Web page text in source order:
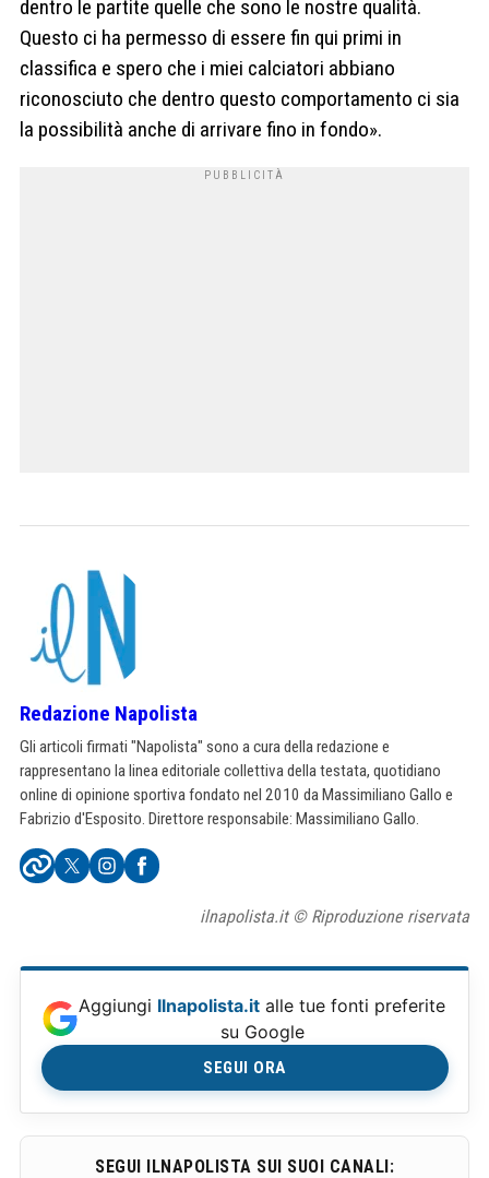
dentro le partite quelle che sono le nostre qualità.
Questo ci ha permesso di essere fin qui primi in
classifica e spero che i miei calciatori abbiano
riconosciuto che dentro questo comportamento ci sia
la possibilità anche di arrivare fino in fondo».
Redazione Napolista
Gli articoli firmati "Napolista" sono a cura della redazione e
rappresentano la linea editoriale collettiva della testata, quotidiano
online di opinione sportiva fondato nel 2010 da Massimiliano Gallo e
Fabrizio d'Esposito. Direttore responsabile: Massimiliano Gallo.
ilnapolista.it © Riproduzione riservata
Aggiungi Ilnapolista.it alle tue fonti preferite
su Google
SEGUI ORA
SEGUI ILNAPOLISTA SUI SUOI CANALI: